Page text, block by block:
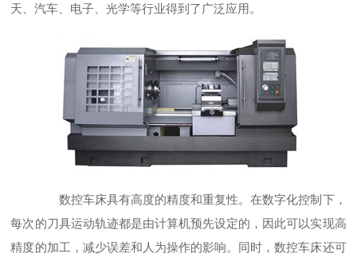
天、汽车、电子、光学等行业得到了广泛应用。
数控车床具有高度的精度和重复性。在数字化控制下，
每次的刀具运动轨迹都是由计算机预先设定的，因此可以实现高
精度的加工，减少误差和人为操作的影响。同时，数控车床还可